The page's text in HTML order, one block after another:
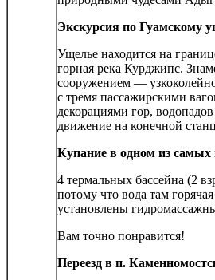
Экскурсия по Гуамскому
Ущелье находится на
горная река Курджипс.
сооружением —
с тремя пассажирскими
декорациями гор,
движение на конечной
Купание в одном из
4 термальных бассейна (2
потому что вода там
установлены
Вам точно понравится!
Переезд в п.